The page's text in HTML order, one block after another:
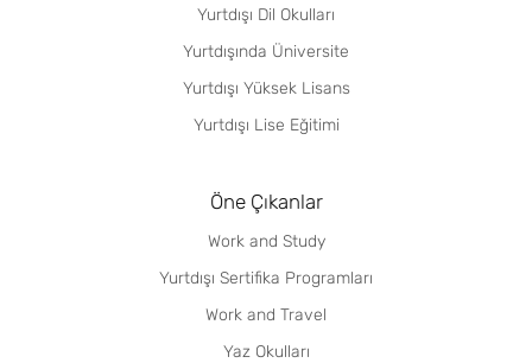
Yurtdışı Dil Okulları
Yurtdışında Üniversite
Yurtdışı Yüksek Lisans
Yurtdışı Lise Eğitimi
Öne Çıkanlar
Work and Study
Yurtdışı Sertifika Programları
Work and Travel
Yaz Okulları